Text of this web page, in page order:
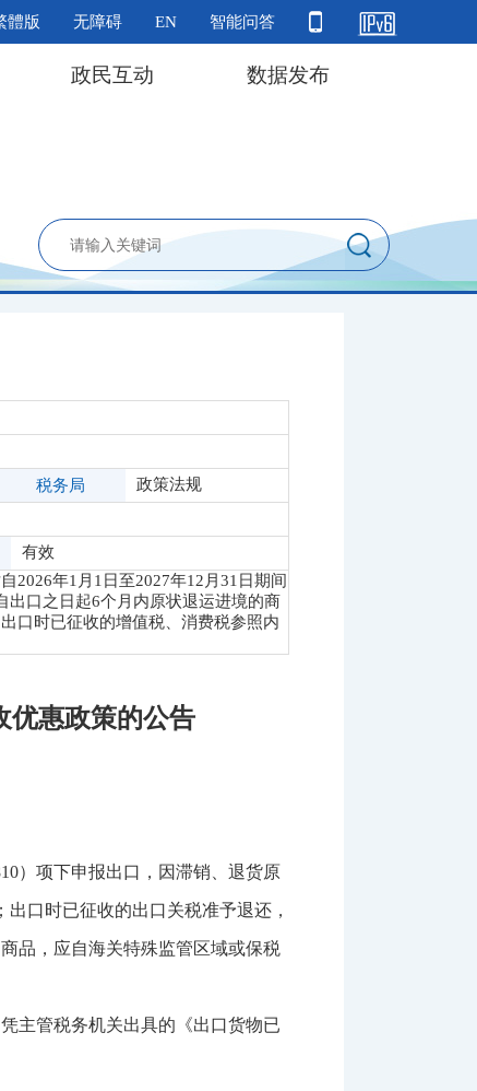
體版 无障碍 EN 智能问答
政民互动 数据发布
税务局
政策法规
有效
2026年1月1日至2027年12月31日期间
出口之日起6个月内原状退运进境的商
口时已征收的增值税、消费税参照内
优惠政策的公告
）项下申报出口，因滞销、退货原
口时已征收的出口关税准予退还，
品，应自海关特殊监管区域或保税
主管税务机关出具的《出口货物已